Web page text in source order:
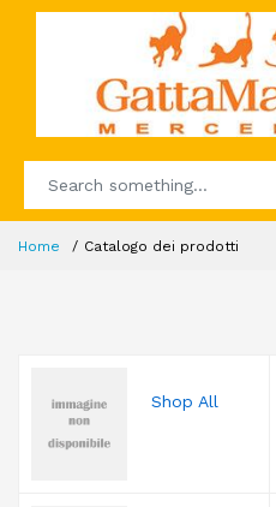
Home Catalogo dei prodotti
Shop All